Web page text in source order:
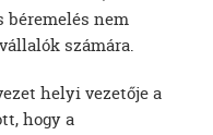
béremelés nem
számára.
helyi vezetője a
hogy a